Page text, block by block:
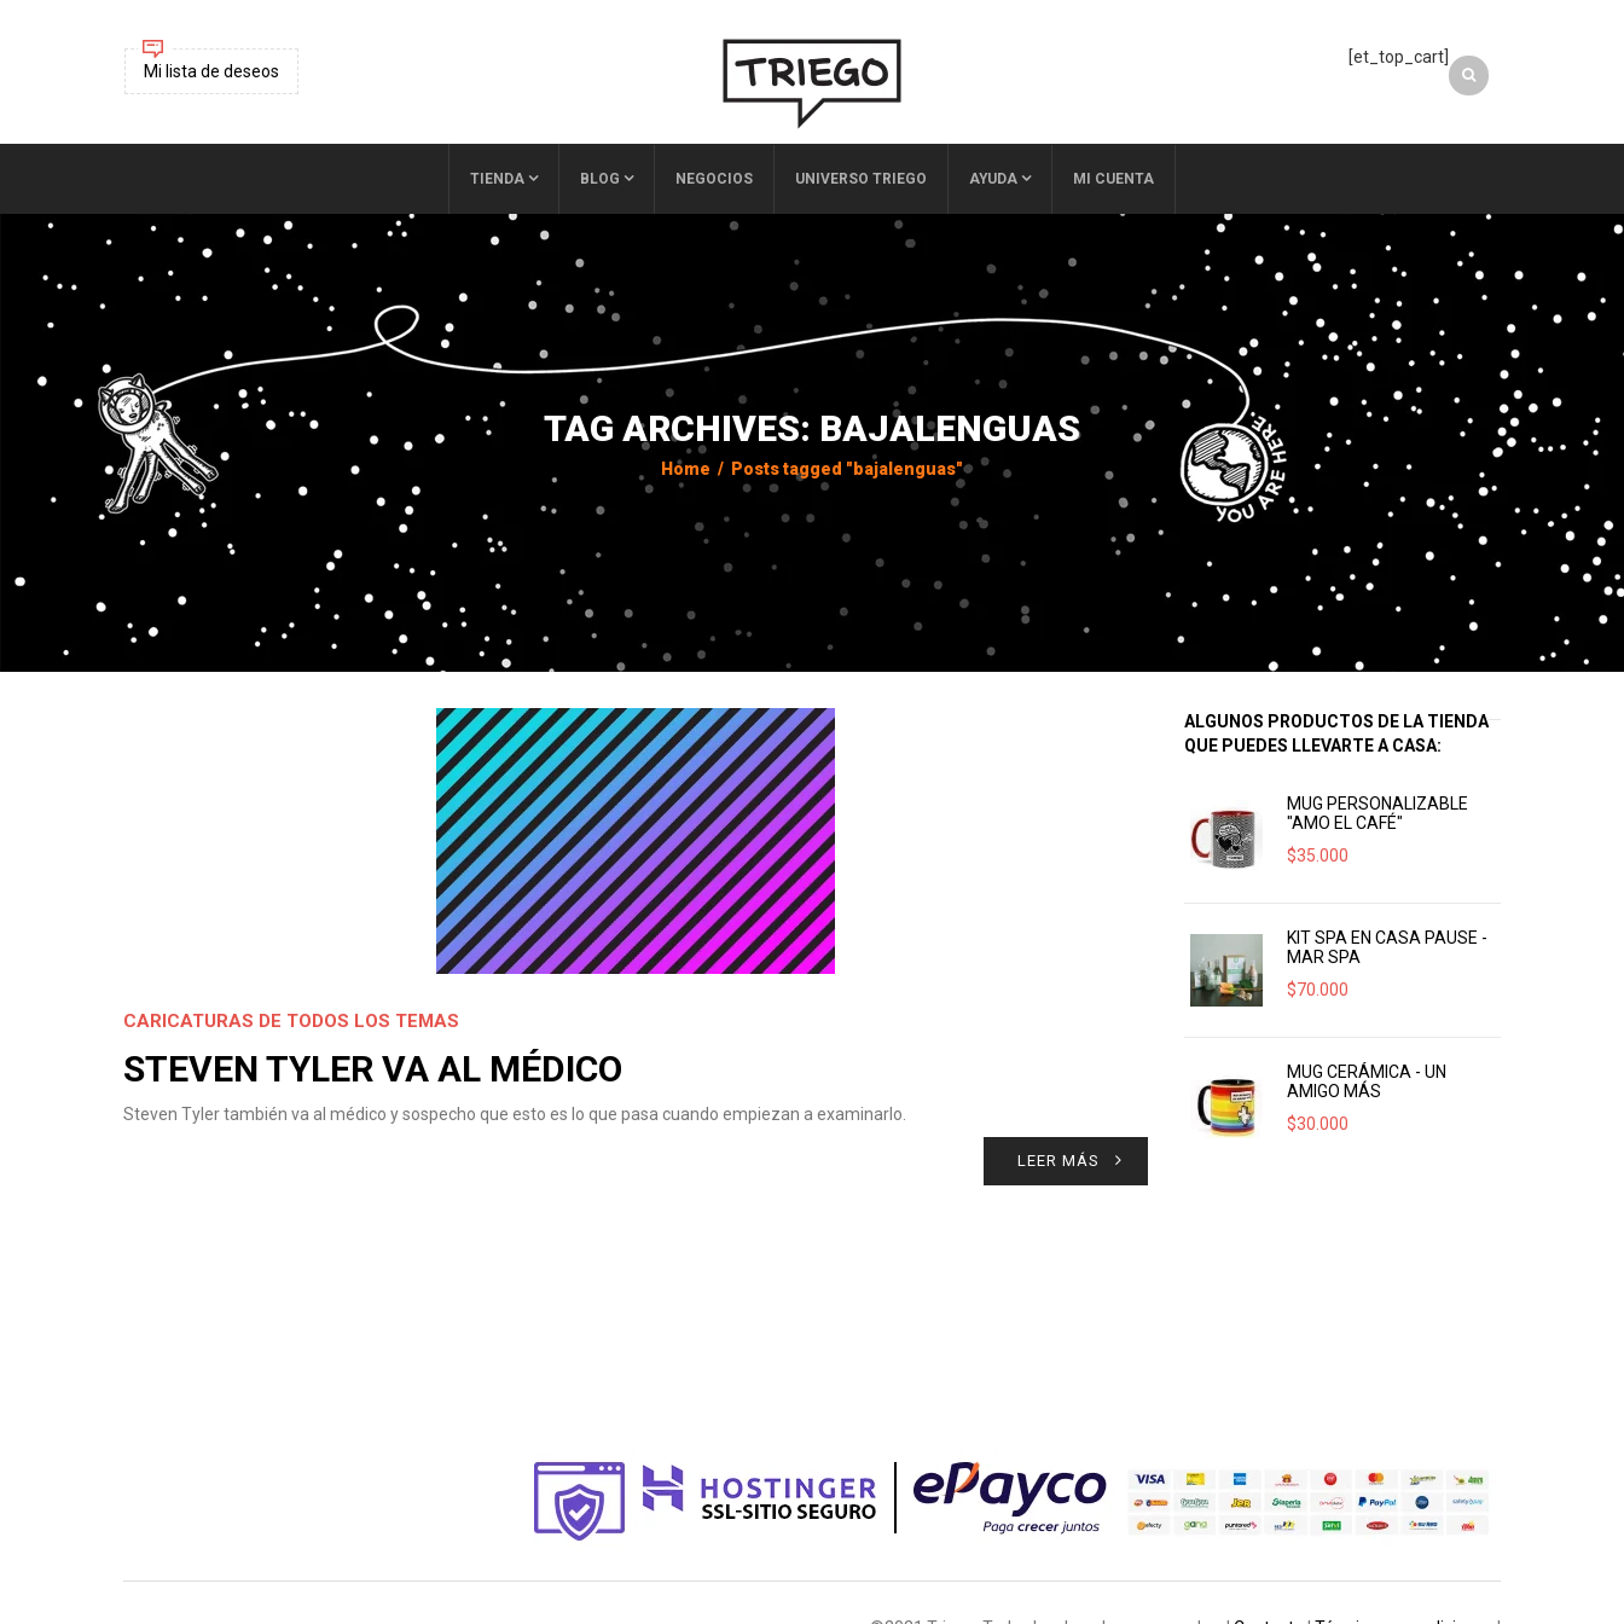
Mi lista de deseos
[et_top_cart]
TIENDA BLOG NEGOCIOS UNIVERSO TRIEGO AYUDA MI CUENTA
TAG ARCHIVES: BAJALENGUAS
Home / Posts tagged "bajalenguas"
CARICATURAS DE TODOS LOS TEMAS
STEVEN TYLER VA AL MÉDICO
Steven Tyler también va al médico y sospecho que esto es lo que pasa cuando empiezan a examinarlo.
LEER MÁS
ALGUNOS PRODUCTOS DE LA TIENDA
QUE PUEDES LLEVARTE A CASA:
MUG PERSONALIZABLE
"AMO EL CAFÉ"
$35.000
KIT SPA EN CASA PAUSE -
MAR SPA
$70.000
MUG CERÁMICA - UN
AMIGO MÁS
$30.000